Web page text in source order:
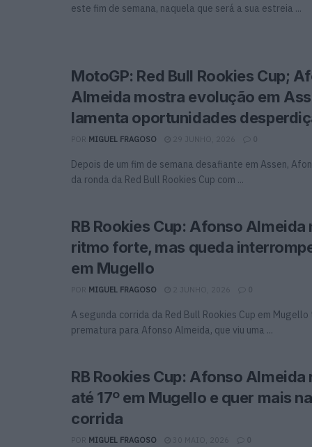
este fim de semana, naquela que será a sua estreia ...
MotoGP: Red Bull Rookies Cup;
Almeida mostra evolução em
lamenta oportunidades
MIGUEL FRAGOSO 29 JUNHO, 2026 0
Depois de um fim de semana desafiante em Assen,
da ronda da Red Bull Rookies Cup com ...
RB Rookies Cup: Afonso Almeida
ritmo forte, mas queda
em Mugello
MIGUEL FRAGOSO 2 JUNHO, 2026 0
A segunda corrida da Red Bull Rookies Cup em
prematura para Afonso Almeida, que viu uma ...
RB Rookies Cup: Afonso Almeida
até 17º em Mugello e quer mais
corrida
MIGUEL FRAGOSO 30 MAIO, 2026 0